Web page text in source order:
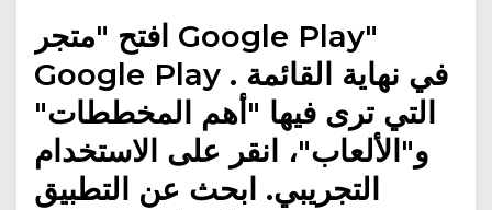
افتح "متجر Google Play"
Google Play . في نهاية القائمة
التي ترى فيها "أهم المخططات"
و"الألعاب"، انقر على الاستخدام
التجريبي. ابحث عن التطبيق